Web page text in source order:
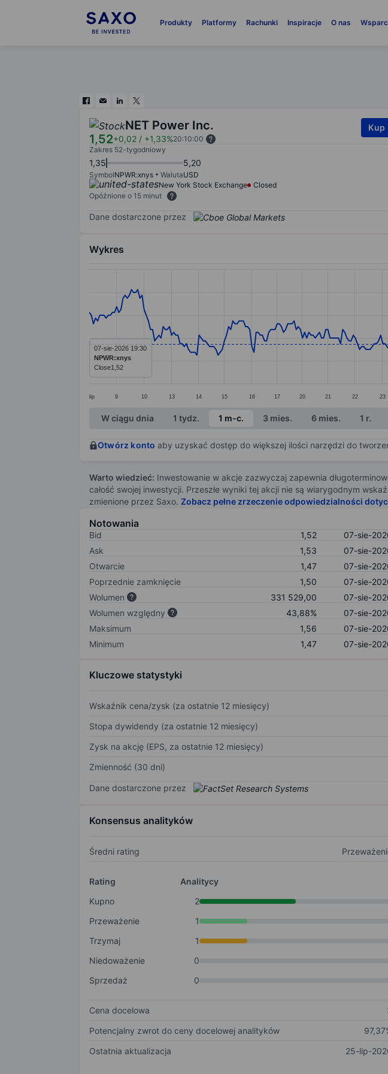
Produkty Platformy Rachunki Inspiracje O nas
NET Power Inc.
1,52+0,02 / +1,33%20:10:00
Kup
Zakres 52-tygodniowy
1,35 5,20
SymbolNPWR:xnys WalutaUSD
New York Stock Exchange
Closed
Opóźnione o 15 minut
Dane dostarczone przez
Wykres
Line chart with 291 data points.
The chart has 1 X axis displaying categories.
The chart has 1 Y axis displaying values. Data ranges from 1.36 to
lip 9 10 13 14 15 16 17 20 21 22 23
07-sie-2026 19:30
NPWR:xnys
Close1,52
End of interactive chart.
W ciągu dnia 1 tydz. 1 m-c. 3 mies. 6 mies. 1 r.
Otwórz konto aby uzyskać dostęp do większej ilości narzędzi do
Warto wiedzieć: Inwestowanie w akcje zazwyczaj zapewnia
całość swojej inwestycji. Przeszłe wyniki tej akcji nie są wiarygodnym
zmienione przez Saxo. Zobacz pełne zrzeczenie odpowiedzialności
Notowania
Bid 1,52
07-sie-
Ask
1,53
07-sie-
Otwarcie
1,47
07-sie-
Poprzednie zamknięcie
1,50
07-sie-
Wolumen
331 529,00
07-sie-
Wolumen względny
43,88%
07-sie-
Maksimum
1,56
07-sie-
Minimum
1,47 07-sie-
Kluczowe statystyki
Wskaźnik cena/zysk (za ostatnie 12 miesięcy)
Stopa dywidendy (za ostatnie 12 miesięcy)
Zysk na akcję (EPS, za ostatnie 12 miesięcy)
Zmienność (30 dni)
Dane dostarczone przez
Konsensus analityków
Średni rating
Rating
Analitycy
Kupno
2
Przeważenie
1
Trzymaj
1
Niedoważenie
0
Sprzedaż
0
Cena docelowa
Potencjalny zwrot do ceny docelowej analityków
Ostatnia aktualizacja
25-lip-